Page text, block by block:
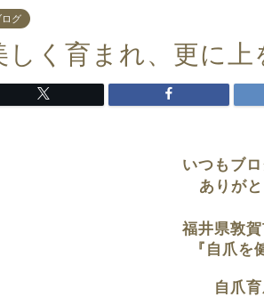
ログ
しく育まれ、更に
いつもブ
ありが
福井県敦
『自爪を
自爪